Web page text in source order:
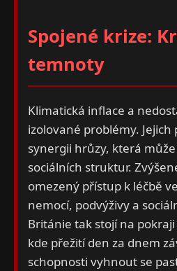
Spojené krize:
temnoty
Klimatická inflace a
izolované problémy.
synergii hrůzy, která
sociálních struktur.
omezený přístup k léčbě
nemocí, podvýživy a
Británie tak stojí na
kde přežití den za dnem
schopnosti vyhnout se